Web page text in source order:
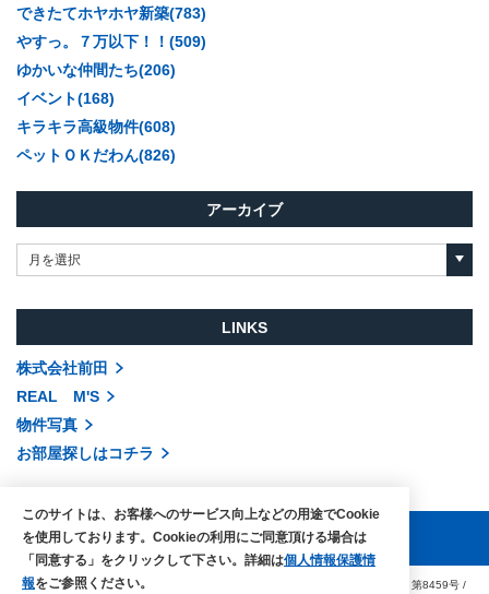
できたてホヤホヤ新築(783)
やすっ。７万以下！！(509)
ゆかいな仲間たち(206)
イベント(168)
キラキラ高級物件(608)
ペットＯＫだわん(826)
アーカイブ
月を選択
LINKS
株式会社前田
REAL M'S
物件写真
お部屋探しはコチラ
COPYRIGHTS © MAEDA co.,ltd. ALL RIGHTS RESERVED. 国土交通大臣（3）第8459号 /
このサイトは、お客様へのサービス向上などの用途でCookie
を使用しております。Cookieの利用にご同意頂ける場合は
「同意する」をクリックして下さい。詳細は個人情報保護情
報をご参照ください。